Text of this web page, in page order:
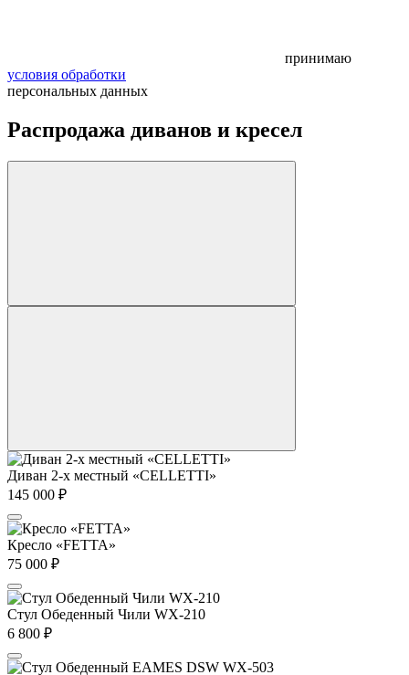
принимаю
условия обработки
персональных данных
Распродажа диванов и кресел
Диван 2-х местный «CELLETTI»
145 000 ₽
Кресло «FETTA»
75 000 ₽
Стул Обеденный Чили WX-210
6 800 ₽